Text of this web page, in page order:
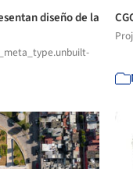
diseño de la